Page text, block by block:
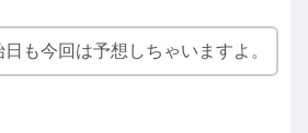
日も今回は予想しちゃいますよ。